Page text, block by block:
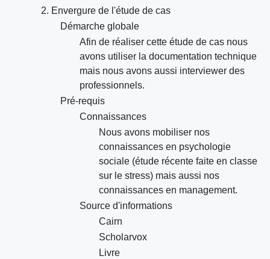
2. Envergure de l'étude de cas
Démarche globale
Afin de réaliser cette étude de cas nous
avons utiliser la documentation technique
mais nous avons aussi interviewer des
professionnels.
Pré-requis
Connaissances
Nous avons mobiliser nos
connaissances en psychologie
sociale (étude récente faite en classe
sur le stress) mais aussi nos
connaissances en management.
Source d'informations
Cairn
Scholarvox
Livre